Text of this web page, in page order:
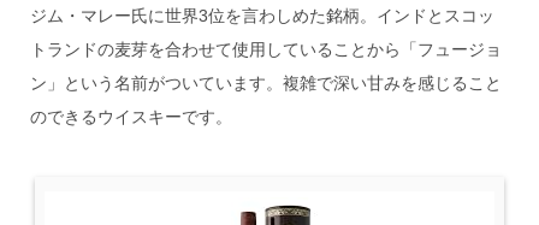
ジム・マレー氏に世界3位を言わしめた銘柄。インドとスコッ
トランドの麦芽を合わせて使用していることから「フュージョ
ン」という名前がついています。複雑で深い甘みを感じること
のできるウイスキーです。